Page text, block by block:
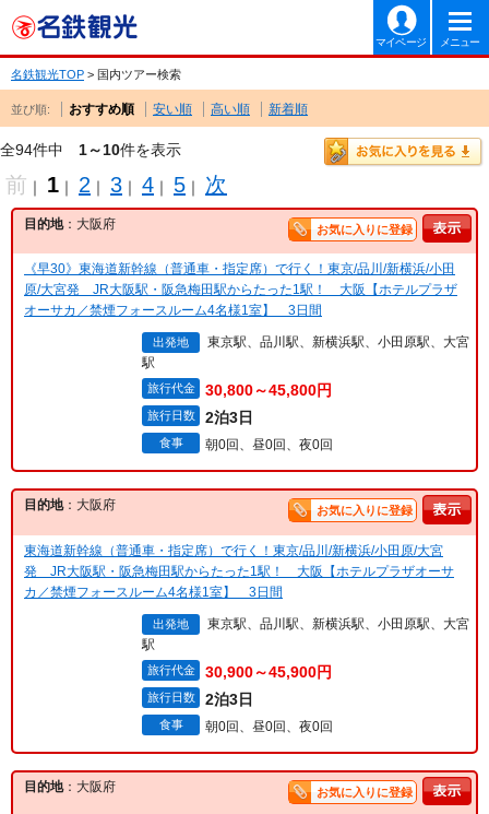
マイページ メニュー
名鉄観光TOP > 国内ツアー検索
並び順: おすすめ順 安い順 高い順 新着順
全94件中 1～10件を表示
前 ｜ 1 ｜ 2 ｜ 3 ｜ 4 ｜ 5 ｜ 次
目的地：大阪府 お気に入りに登録
《早30》東海道新幹線（普通車・指定席）で行く！東京/品川/新横浜/小田
原/大宮発 JR大阪駅・阪急梅田駅からたった1駅！ 大阪【ホテルプラザ
オーサカ／禁煙フォースルーム4名様1室】 3日間
出発地
東京駅、品川駅、新横浜駅、小田原駅、大宮
駅
旅行代金 30,800～45,800円
旅行日数 2泊3日
食事 朝0回、昼0回、夜0回
目的地：大阪府 お気に入りに登録
東海道新幹線（普通車・指定席）で行く！東京/品川/新横浜/小田原/大宮
発 JR大阪駅・阪急梅田駅からたった1駅！ 大阪【ホテルプラザオーサ
カ／禁煙フォースルーム4名様1室】 3日間
出発地
東京駅、品川駅、新横浜駅、小田原駅、大宮
駅
旅行代金 30,900～45,900円
旅行日数 2泊3日
食事 朝0回、昼0回、夜0回
目的地：大阪府 お気に入りに登録